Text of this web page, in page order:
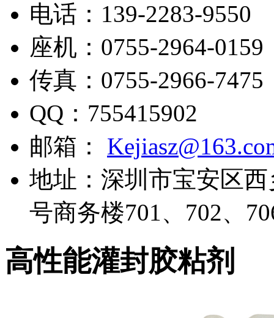
电话： 139-2283-9550
座机： 0755-2964-0159
传真： 0755-2966-7475
QQ： 755415902
邮箱：
地址： 深圳市宝安区
号商务楼701、702、
高性能灌封胶粘剂